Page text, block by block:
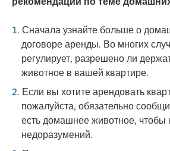
Сначала узнайте больше о
договоре аренды. Во многих
регулирует, разрешено ли
животное в вашей квартире.
Если вы хотите арендовать
пожалуйста, обязательно
есть домашнее животное, чтобы
недоразумений.